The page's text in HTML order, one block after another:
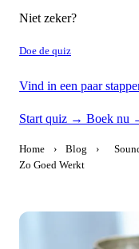
Niet zeker?
Doe de quiz
Vind in een paar
Start quiz → Boek nu
Home › Blog ›
Zo Goed Werkt